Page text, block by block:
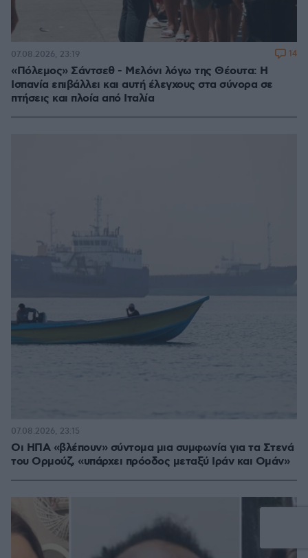
«Πόλεμος» Σάντσεθ - Μελόνι λόγω της Θέουτα: Η
Ισπανία επιβάλλει και αυτή έλεγχους στα σύνορα σε
πτήσεις και πλοία από Ιταλία
07.08.2026, 23:19 14
Οι ΗΠΑ «βλέπουν» σύντομα μια συμφωνία για τα Στενά
του Ορμούζ, «υπάρχει πρόοδος μεταξύ Ιράν και Ομάν»
07.08.2026, 23:15